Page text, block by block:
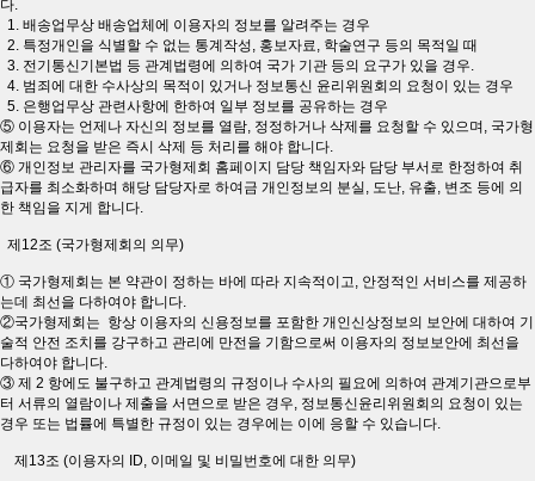
다.
1. 배송업무상 배송업체에 이용자의 정보를 알려주는 경우
2. 특정개인을 식별할 수 없는 통계작성, 홍보자료, 학술연구 등의 목적일 때
3. 전기통신기본법 등 관계법령에 의하여 국가 기관 등의 요구가 있을 경우.
4. 범죄에 대한 수사상의 목적이 있거나 정보통신 윤리위원회의 요청이 있는 경우
5. 은행업무상 관련사항에 한하여 일부 정보를 공유하는 경우
⑤ 이용자는 언제나 자신의 정보를 열람, 정정하거나 삭제를 요청할 수 있으며, 국가형
제회는 요청을 받은 즉시 삭제 등 처리를 해야 합니다.
⑥ 개인정보 관리자를 국가형제회 홈페이지 담당 책임자와 담당 부서로 한정하여 취
급자를 최소화하며 해당 담당자로 하여금 개인정보의 분실, 도난, 유출, 변조 등에 의
한 책임을 지게 합니다.
제12조 (국가형제회의 의무)
① 국가형제회는 본 약관이 정하는 바에 따라 지속적이고, 안정적인 서비스를 제공하
는데 최선을 다하여야 합니다.
②국가형제회는 항상 이용자의 신용정보를 포함한 개인신상정보의 보안에 대하여 기
술적 안전 조치를 강구하고 관리에 만전을 기함으로써 이용자의 정보보안에 최선을
다하여야 합니다.
③ 제 2 항에도 불구하고 관계법령의 규정이나 수사의 필요에 의하여 관계기관으로부
터 서류의 열람이나 제출을 서면으로 받은 경우, 정보통신윤리위원회의 요청이 있는
경우 또는 법률에 특별한 규정이 있는 경우에는 이에 응할 수 있습니다.
제13조 (이용자의 ID, 이메일 및 비밀번호에 대한 의무)